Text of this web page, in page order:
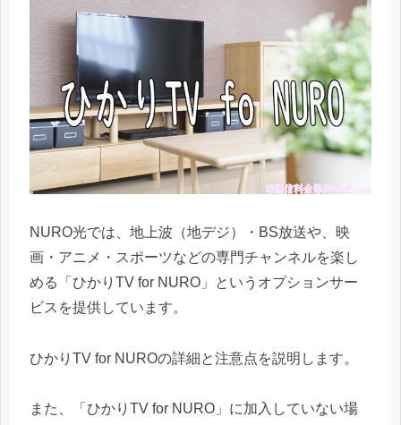
NURO光では、地上波（地デジ）・BS放送や、映
画・アニメ・スポーツなどの専門チャンネルを楽し
める「ひかりTV for NURO」というオプションサー
ビスを提供しています。
ひかりTV for NUROの詳細と注意点を説明します。
また、「ひかりTV for NURO」に加入していない場